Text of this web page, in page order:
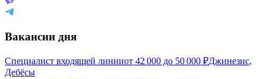
Вакансии дня
Специалист входящей линииот 42 000 до 50 000 ₽Джинезис,
Дебёсы